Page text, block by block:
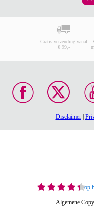
Gratis verzending vanaf
€ 99,-
Disclaimer|
op
Algemene